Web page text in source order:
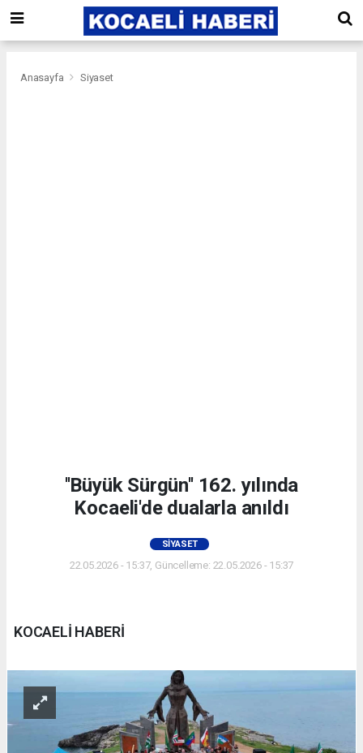
Anasayfa Siyaset
''Büyük Sürgün'' 162. yılında
Kocaeli'de dualarla anıldı
SIYASET
22.05.2026 - 15:37, Güncelleme: 22.05.2026 - 15:37
KOCAELİ HABERİ